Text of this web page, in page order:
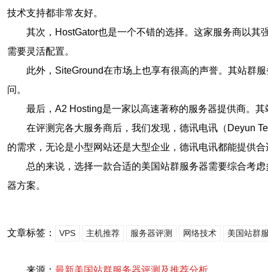
技术支持都非常友好。
其次，HostGator也是一个不错的选择。这家服务商以
需要灵活配置。
此外，SiteGround在市场上也享有很高的声誉。其站群
问。
最后，A2 Hosting是一家以高速著称的服务器提供商。
在评测完各大服务商后，我们发现，德讯电讯（Deyun
的需求，无论是小型网站还是大型企业，德讯电讯都能提供
总的来说，选择一款合适的美国站群服务器需要综合考
器方案。
文章标签： VPS 主机推荐 服务器评测 网络技术 美国站群
来源： 最新美国站群服务器评测及推荐分析